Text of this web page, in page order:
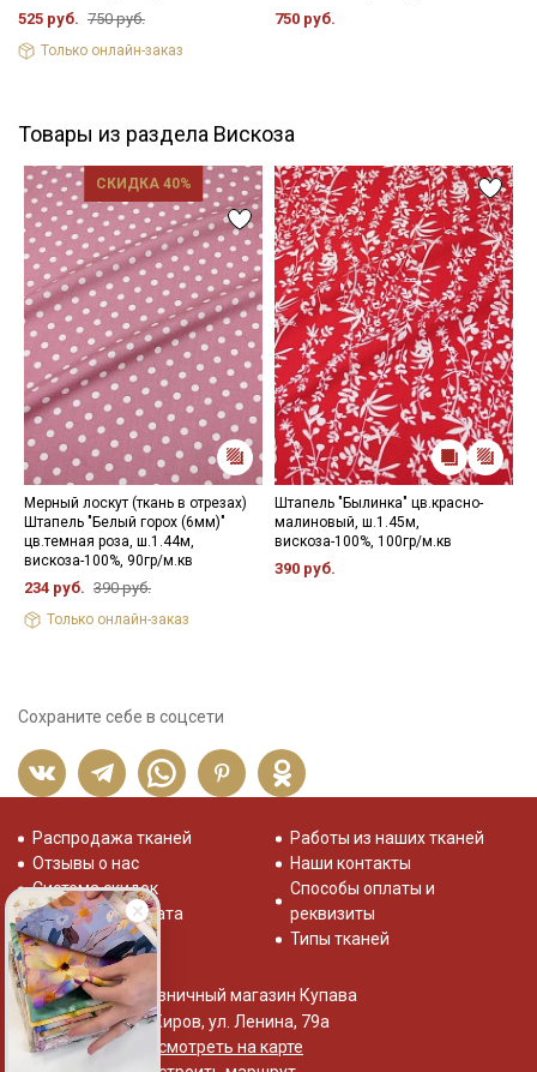
525 руб. 750 руб.
Только онлайн-заказ
750 руб.
Товары из раздела Вискоза
СКИДКА 40%
Мерный лоскут (ткань в отрезах)
Штапель "Белый горох (6мм)"
цв.темная роза, ш.1.44м,
вискоза-100%, 90гр/м.кв
234 руб. 390 руб.
Только онлайн-заказ
Штапель "Былинка" цв.красно-
малиновый, ш.1.45м,
вискоза-100%, 100гр/м.кв
390 руб.
Сохраните себе в соцсети
Распродажа тканей
Отзывы о нас
Система скидок
Доставка и оплата
Работы из наших тканей
Наши контакты
Способы оплаты и
реквизиты
Типы тканей
Розничный магазин Купава
г. Киров, ул. Ленина, 79а
Посмотреть на карте